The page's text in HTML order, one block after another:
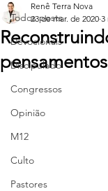
Todos posts
Devocionais
Discipulado
Congressos
Opinião
M12
Culto
Pastores
pensamentos
Renê Terra Nova
23 de mar. de 2020 3